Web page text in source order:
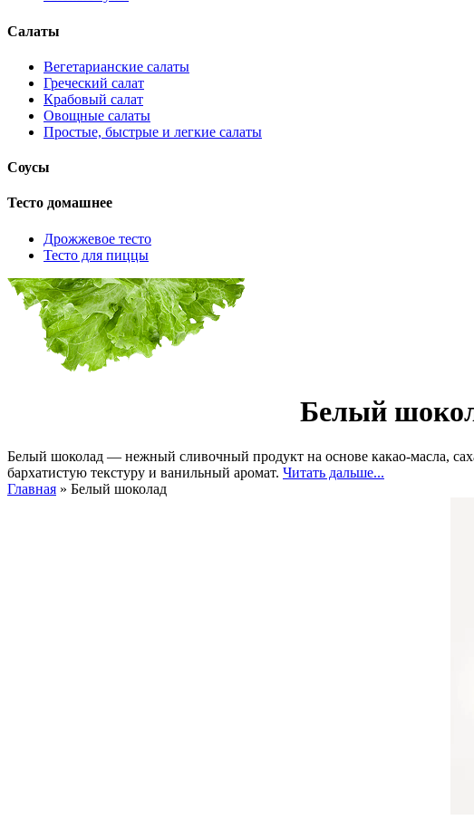
Салаты
Вегетарианские салаты
Греческий салат
Крабовый салат
Овощные салаты
Простые, быстрые и легкие салаты
Соусы
Тесто домашнее
Дрожжевое тесто
Тесто для пиццы
Белый
Белый шоколад — нежный сливочный продукт на основе какао-масла,
бархатистую текстуру и ванильный аромат. Читать дальше...
Главная » Белый шоколад